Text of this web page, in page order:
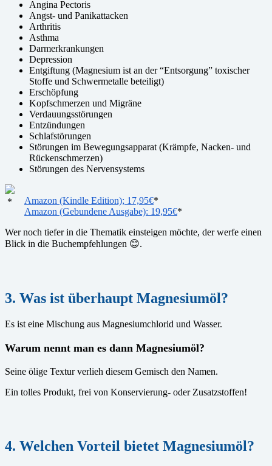
Angina Pectoris
Angst- und Panikattacken
Arthritis
Asthma
Darmerkrankungen
Depression
Entgiftung (Magnesium ist an der “Entsorgung” toxischer
Stoffe und Schwermetalle beteiligt)
Erschöpfung
Kopfschmerzen und Migräne
Verdauungsstörungen
Entzündungen
Schlafstörungen
Störungen im Bewegungsapparat (Krämpfe, Nacken- und
Rückenschmerzen)
Störungen des Nervensystems
* Amazon (Kindle Edition); 17,95€*
Amazon (Gebundene Ausgabe): 19,95€*
Wer noch tiefer in die Thematik einsteigen möchte, der werfe einen
Blick in die Buchempfehlungen 😊.
3. Was ist überhaupt Magnesiumöl?
Es ist eine Mischung aus Magnesiumchlorid und Wasser.
Warum nennt man es dann Magnesiumöl?
Seine ölige Textur verlieh diesem Gemisch den Namen.
Ein tolles Produkt, frei von Konservierung- oder Zusatzstoffen!
4. Welchen Vorteil bietet Magnesiumöl?